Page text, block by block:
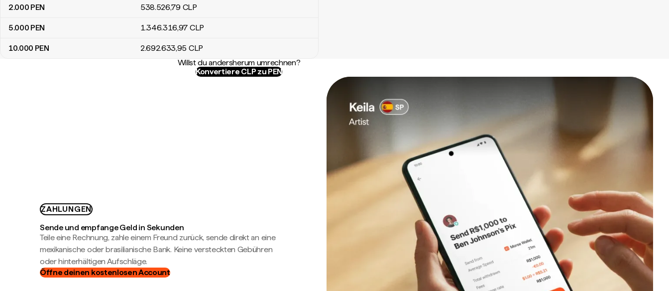
2.000 PEN 538.526,79 CLP
5.000 PEN 1.346.316,97 CLP
10.000 PEN 2.692.633,95 CLP
Willst du andersherum umrechnen?
Konvertiere CLP zu PEN
ZAHLUNGEN
Sende und empfange Geld in Sekunden
Teile eine Rechnung, zahle einem Freund zurück, sende direkt an eine
mexikanische oder brasilianische Bank. Keine versteckten Gebühren
oder hinterhältigen Aufschläge.
Öffne deinen kostenlosen Account